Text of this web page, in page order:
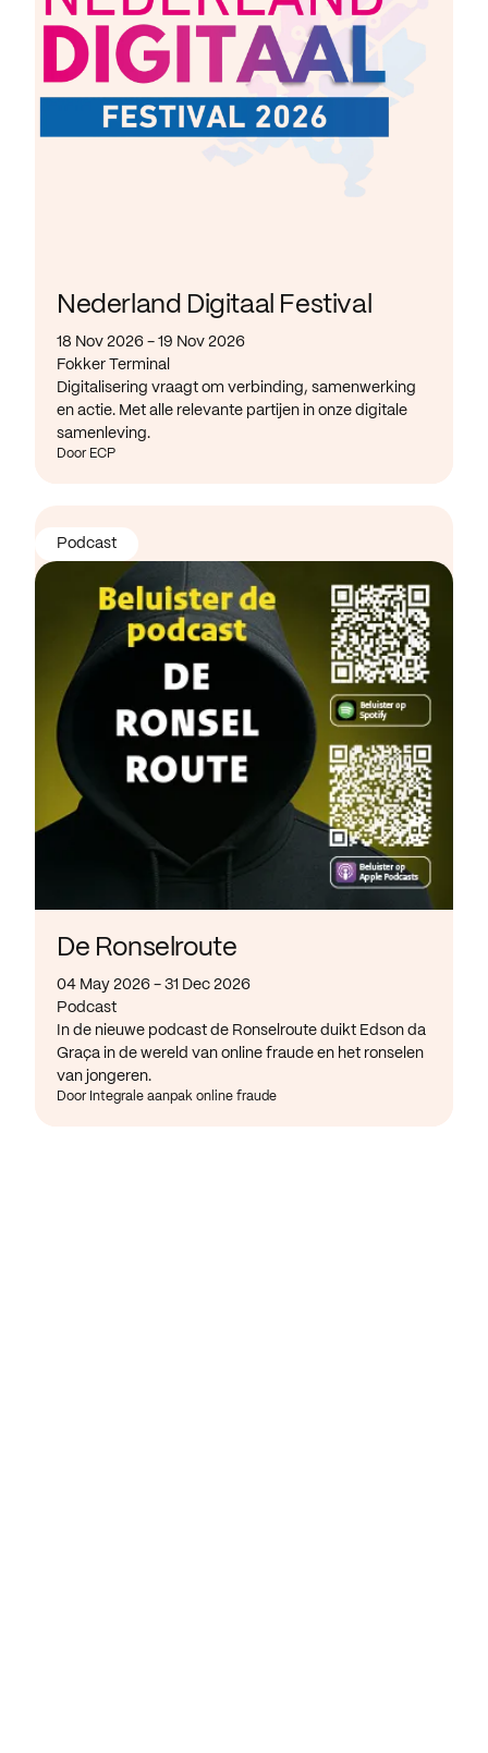
Nederland Digitaal Festival
18 Nov 2026 - 19 Nov 2026
Fokker Terminal
Digitalisering vraagt om verbinding, samenwerking
en actie. Met alle relevante partijen in onze digitale
samenleving.
Door ECP
De Ronselroute
04 May 2026 - 31 Dec 2026
Podcast
In de nieuwe podcast de Ronselroute duikt Edson da
Graça in de wereld van online fraude en het ronselen
van jongeren.
Door Integrale aanpak online fraude
Podcast